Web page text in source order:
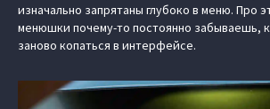
изначально запрятаны глубоко в меню. Про
менюшки почему-то постоянно забываешь,
заново копаться в интерфейсе.